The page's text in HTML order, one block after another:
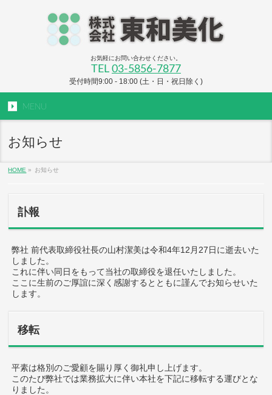
お気軽にお問い合わせください。
TEL 03-5856-7877
受付時間9:00 - 18:00 (土・日・祝日除く)
MENU
お知らせ
HOME » お知らせ
訃報
弊社 前代表取締役社長の山村潔美は令和4年12月27日に逝去いた
しました。
これに伴い同日をもって当社の取締役を退任いたしました。
ここに生前のご厚誼に深く感謝するとともに謹んでお知らせいた
します。
移転
平素は格別のご愛顧を賜り厚く御礼申し上げます。
このたび弊社では業務拡大に伴い本社を下記に移転する運びとな
りました。